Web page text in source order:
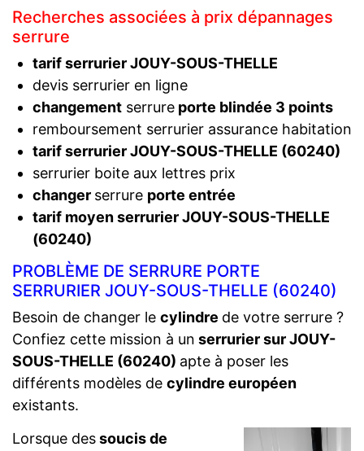
Recherches associées à prix dépannages
serrure
tarif serrurier JOUY-SOUS-THELLE
devis serrurier en ligne
changementserrureporte blindée 3 points
remboursement serrurier assurance habitation
tarif serrurier JOUY-SOUS-THELLE (60240)
serrurier boite aux lettres prix
changer serrure porte entrée
tarif moyen serrurier JOUY-SOUS-THELLE
(60240)
PROBLÈME DE SERRURE PORTE
SERRURIER JOUY-SOUS-THELLE (60240)
Besoin de changer le cylindre de votre serrure ?
Confiez cette mission à un serrurier sur JOUY-
SOUS-THELLE (60240) apte à poser les
différents modèles de cylindre européen
existants.
Lorsque dessoucis de